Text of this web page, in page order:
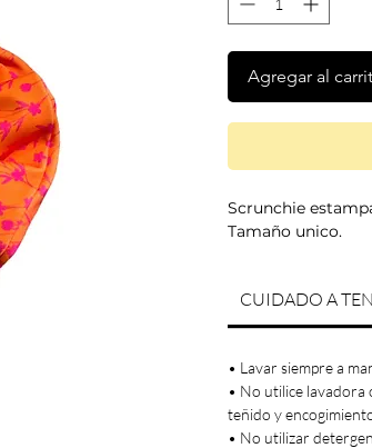
Agregar al
Scrunchie
Tamaño unico.
CUIDADO A
• Lavar siempre a
• No utilice lavadora
teñido y
• No utilizar